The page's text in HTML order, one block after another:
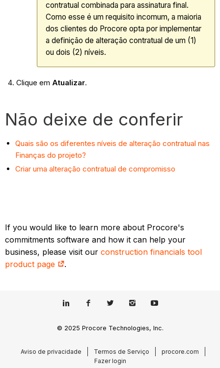
contratual combinada para assinatura final.
Como esse é um requisito incomum, a maioria
dos clientes do Procore opta por implementar
a definição de alteração contratual de um (1)
ou dois (2) níveis.
Clique em Atualizar.
Não deixe de conferir
Quais são os diferentes níveis de alteração contratual nas
Finanças do projeto?
Criar uma alteração contratual de compromisso
If you would like to learn more about Procore's
commitments software and how it can help your
business, please visit ourconstruction financials tool
product page
.
© 2025 Procore Technologies, Inc.
Aviso de privacidade Termos de Serviço
procore.com
Fazer login